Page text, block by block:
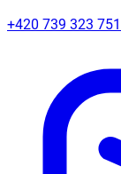
+420 739 323 751